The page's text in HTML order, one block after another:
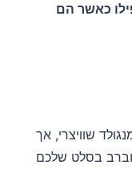
כאשר הם
שוויצרי, אך
בסלט שלכם